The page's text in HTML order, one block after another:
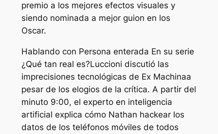
premio a los mejores efectos visuales y
siendo nominada a mejor guion en los
Oscar.
Hablando con Persona enterada En su serie
¿Qué tan real es?Luccioni discutió las
imprecisiones tecnológicas de Ex Machinaa
pesar de los elogios de la crítica. A partir del
minuto 9:00, el experto en inteligencia
artificial explica cómo Nathan hackear los
datos de los teléfonos móviles de todos